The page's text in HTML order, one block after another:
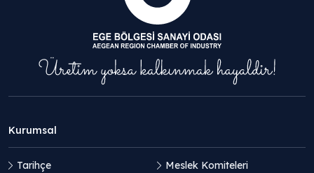
Kurumsal
Tarihçe
Meslek Komiteleri